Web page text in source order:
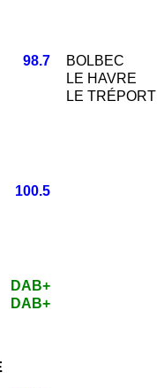
98.7
BOLBEC
LE HAVRE
LE TRÉPORT
100.5
DAB+
DAB+